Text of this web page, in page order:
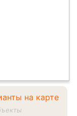
на карте